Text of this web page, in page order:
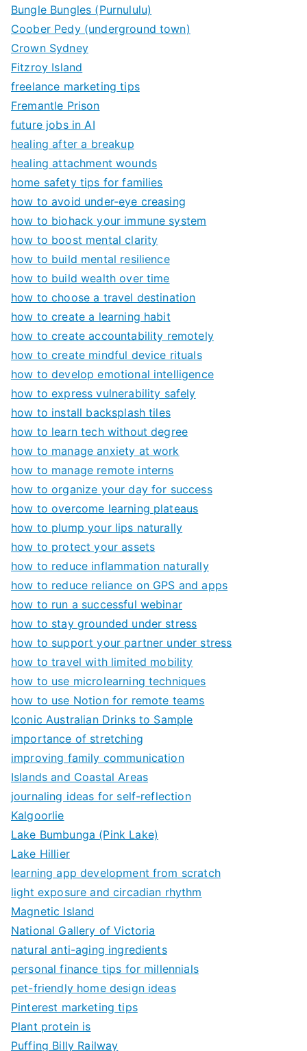
Bungle Bungles (Purnululu)
Coober Pedy (underground town)
Crown Sydney
Fitzroy Island
freelance marketing tips
Fremantle Prison
future jobs in AI
healing after a breakup
healing attachment wounds
home safety tips for families
how to avoid under-eye creasing
how to biohack your immune system
how to boost mental clarity
how to build mental resilience
how to build wealth over time
how to choose a travel destination
how to create a learning habit
how to create accountability remotely
how to create mindful device rituals
how to develop emotional intelligence
how to express vulnerability safely
how to install backsplash tiles
how to learn tech without degree
how to manage anxiety at work
how to manage remote interns
how to organize your day for success
how to overcome learning plateaus
how to plump your lips naturally
how to protect your assets
how to reduce inflammation naturally
how to reduce reliance on GPS and apps
how to run a successful webinar
how to stay grounded under stress
how to support your partner under stress
how to travel with limited mobility
how to use microlearning techniques
how to use Notion for remote teams
Iconic Australian Drinks to Sample
importance of stretching
improving family communication
Islands and Coastal Areas
journaling ideas for self-reflection
Kalgoorlie
Lake Bumbunga (Pink Lake)
Lake Hillier
learning app development from scratch
light exposure and circadian rhythm
Magnetic Island
National Gallery of Victoria
natural anti-aging ingredients
personal finance tips for millennials
pet-friendly home design ideas
Pinterest marketing tips
Plant protein is
Puffing Billy Railway